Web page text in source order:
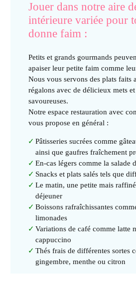
Jouer dans notre aire
intérieure variée pour
donne faim :
Petits et grands gourmands
apaiser leur petite faim comme
Nous vous servons des plats faits
régalons avec de délicieux mets
savoureuses.
Notre espace restauration avec
vous propose en général :
Pâtisseries sucrées comme
ainsi que gaufres fraîchement
En-cas légers comme la salade
Snacks et plats salés tels que
Le matin, une petite mais
déjeuner
Boissons rafraîchissantes
limonades
Variations de café comme latte
cappuccino
Thés frais de différentes sortes
gingembre, menthe ou citron